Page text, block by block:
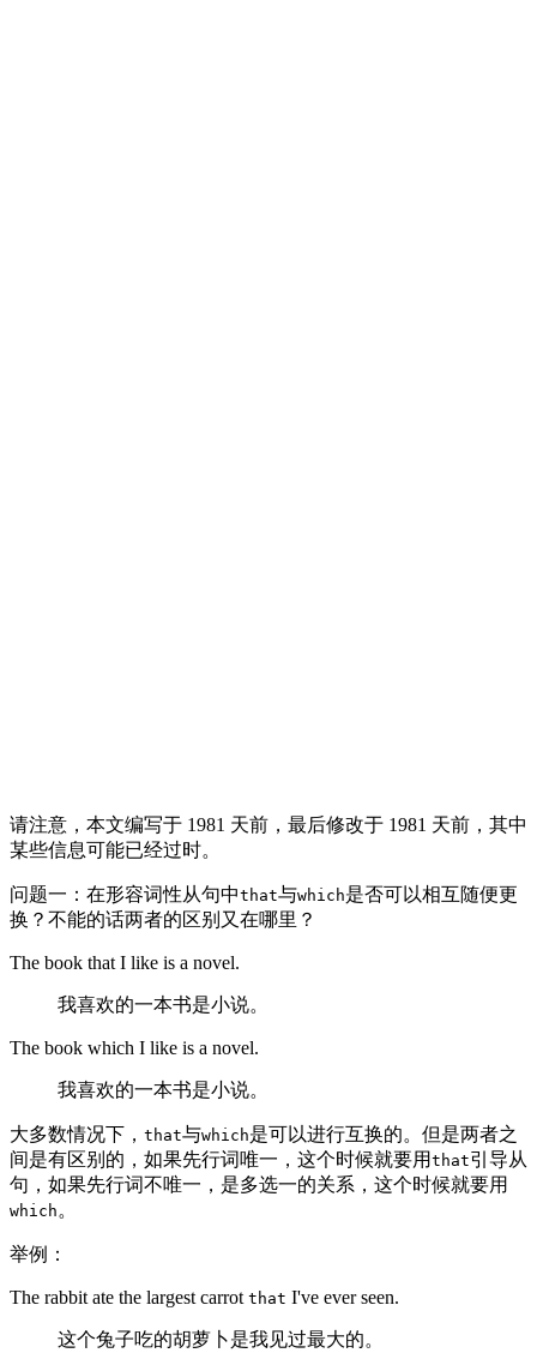
请注意，本文编写于 1981 天前，最后修改于 1981 天前，其中
某些信息可能已经过时。
问题一：在形容词性从句中that与which是否可以相互随便更
换？不能的话两者的区别又在哪里？
The book that I like is a novel.
我喜欢的一本书是小说。
The book which I like is a novel.
我喜欢的一本书是小说。
大多数情况下， that与which是可以进行互换的。但是两者之
间是有区别的，如果先行词唯一，这个时候就要用 that引导从
句，如果先行词不唯一，是多选一的关系，这个时候就要用
which 。
举例：
The rabbit ate the largest carrot that I've ever seen.
这个兔子吃的胡萝卜是我见过最大的。